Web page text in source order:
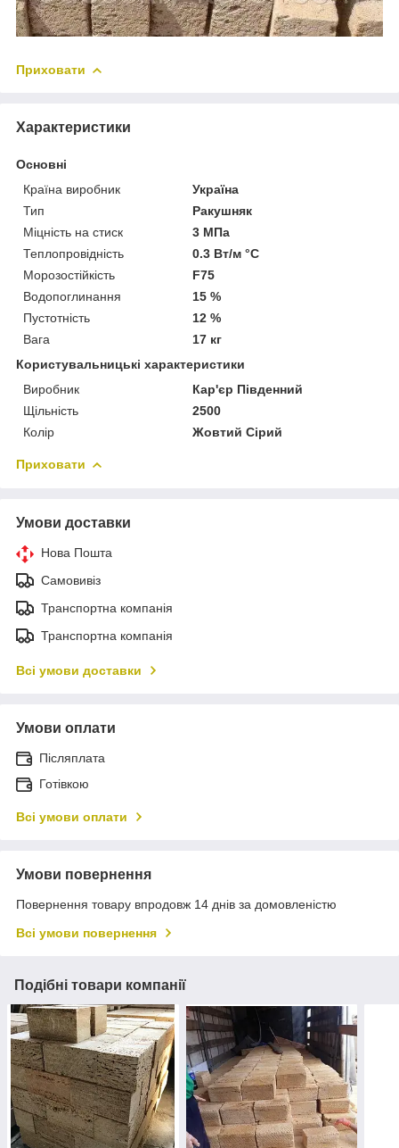
Приховати
Характеристики
Основні
Країна виробник
Україна
Тип
Ракушняк
Міцність на стиск
3 МПа
Теплопровідність
0.3 Вт/м °С
Морозостійкість
F75
Водопоглинання
15 %
Пустотність
12 %
Вага
17 кг
Користувальницькі характеристики
Виробник
Кар'єр Південний
Щільність
2500
Колір
Жовтий Сірий
Приховати
Умови доставки
Нова Пошта
Самовивіз
Транспортна компанія
Транспортна компанія
Всі умови доставки
Умови оплати
Післяплата
Готівкою
Всі умови оплати
Умови повернення
Повернення товару впродовж 14 днів за домовленістю
Всі умови повернення
Подібні товари компанії